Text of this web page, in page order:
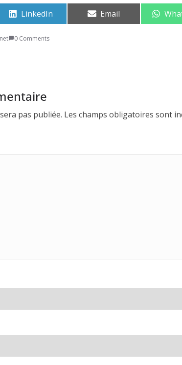
Share
LinkedIn Share
Email
0 Comments
pas publiée. Les champs obligatoires sont